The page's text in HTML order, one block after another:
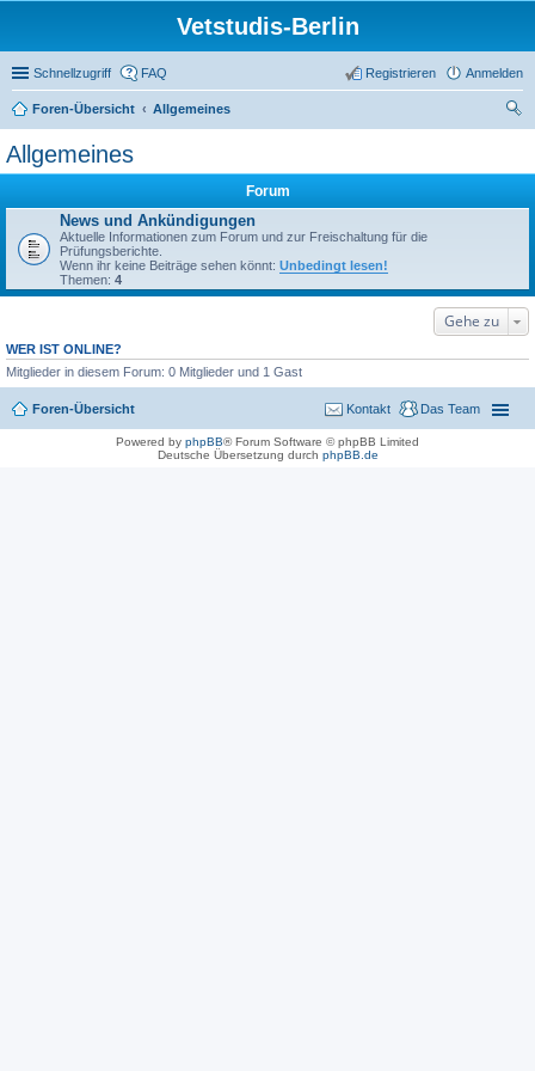
Vetstudis-Berlin
Schnellzugriff FAQ Anmelden
Registrieren
Foren-Übersicht
Allgemeines
Allgemeines
Forum
News und Ankündigungen
Aktuelle Informationen zum Forum und zur Freischaltung für die
Prüfungsberichte.
Wenn ihr keine Beiträge sehen könnt: Unbedingt lesen!
Themen: 4
Gehe zu
WER IST ONLINE?
Mitglieder in diesem Forum: 0 Mitglieder und 1 Gast
Foren-Übersicht Das Team
Kontakt
Powered by phpBB® Forum Software © phpBB Limited
Deutsche Übersetzung durch phpBB.de